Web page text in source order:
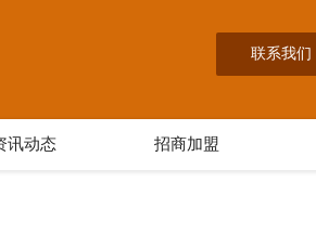
联系我们
讯动态 招商加盟